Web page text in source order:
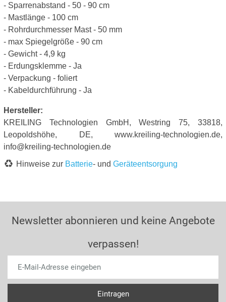
- Sparrenabstand - 50 - 90 cm
- Mastlänge - 100 cm
- Rohrdurchmesser Mast - 50 mm
- max Spiegelgröße - 90 cm
- Gewicht - 4,9 kg
- Erdungsklemme - Ja
- Verpackung - foliert
- Kabeldurchführung - Ja
Hersteller:
KREILING Technologien GmbH, Westring 75, 33818,
Leopoldshöhe, DE, www.kreiling-technologien.de,
info@kreiling-technologien.de
Hinweise zur Batterie- und Geräteentsorgung
Newsletter abonnieren und keine Angebote
verpassen!